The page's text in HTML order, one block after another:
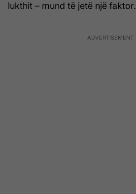
lukthit – mund të jetë një faktor.